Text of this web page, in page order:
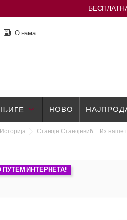
О нама
keyboard_arrow_down НОВО
Историја Станоје Станојевић - Из наше
ИНТЕРНЕТА!